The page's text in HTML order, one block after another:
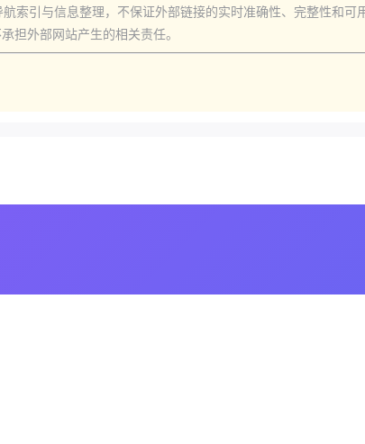
索引与信息整理，不保证外部链接的实时准确性、完整性和可
担外部网站产生的相关责任。